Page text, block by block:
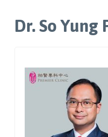
Dr. So Yung